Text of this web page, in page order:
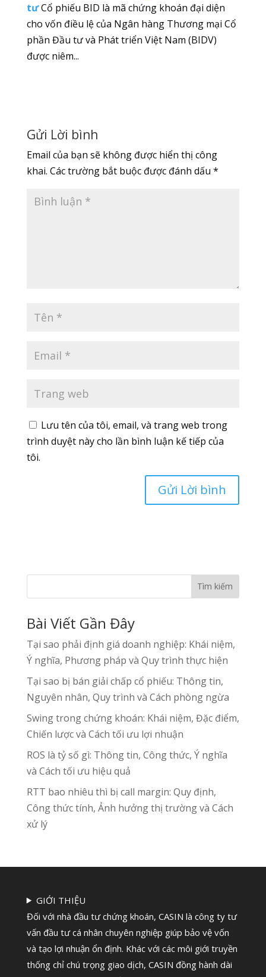
tưCổ phiếu BID là mã chứng khoán đại diện
cho vốn điều lệ của Ngân hàng Thương mại Cổ
phần Đầu tư và Phát triển Việt Nam (BIDV)
được niêm...
Gửi Lời bình
Email của bạn sẽ không được hiển thị công
khai. Các trường bắt buộc được đánh dấu *
Lưu tên của tôi, email, và trang web trong
trình duyệt này cho lần bình luận kế tiếp của
tôi.
Tìm kiếm
Bài Viết Gần Đây
Tại sao phải định giá doanh nghiệp: Khái niệm,
Ý nghĩa, Phương pháp và Quy trình thực hiện
Tại sao bị bán giải chấp cổ phiếu: Thông tin,
Nguyên nhân, Quy trình và Cách phòng ngừa
Swing trong chứng khoán: Khái niệm, Đặc điểm,
Chiến lược và Cách tối ưu lợi nhuận
ROS là tỷ số gì: Thông tin, Công thức, Ý nghĩa
và Cách tối ưu hiệu quả
RTT bao nhiêu thì bị call margin: Quy định,
Công thức tính, Ảnh hưởng thị trường và Cách
xử lý
GIỚI THIỆU
Đối với nhà đầu tư chứng khoán, CASIN là công ty tư
vấn đầu tư cá nhân chuyên nghiệp giúp bảo vệ vốn
và tạo lợi nhuận ổn định. Khác với các môi giới truyền
thống chỉ chú trọng giao dịch, CASIN đồng hành dài